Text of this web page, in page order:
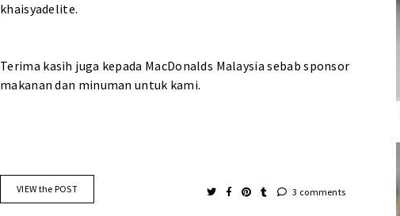
khaisyadelite.
Terima kasih juga kepada MacDonalds Malaysia sebab sponsor
makanan dan minuman untuk kami.
VIEW the POST 3 comments